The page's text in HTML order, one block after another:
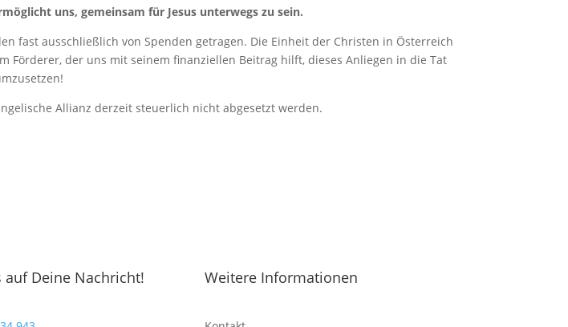
uns, gemeinsam für Jesus unterwegs zu sein.
fast ausschließlich von Spenden getragen. Die Einheit der Christen in Österreich
Förderer, der uns mit seinem finanziellen Beitrag hilft, dieses Anliegen in die Tat
Allianz derzeit steuerlich nicht abgesetzt werden.
Deine Nachricht! Weitere Informationen